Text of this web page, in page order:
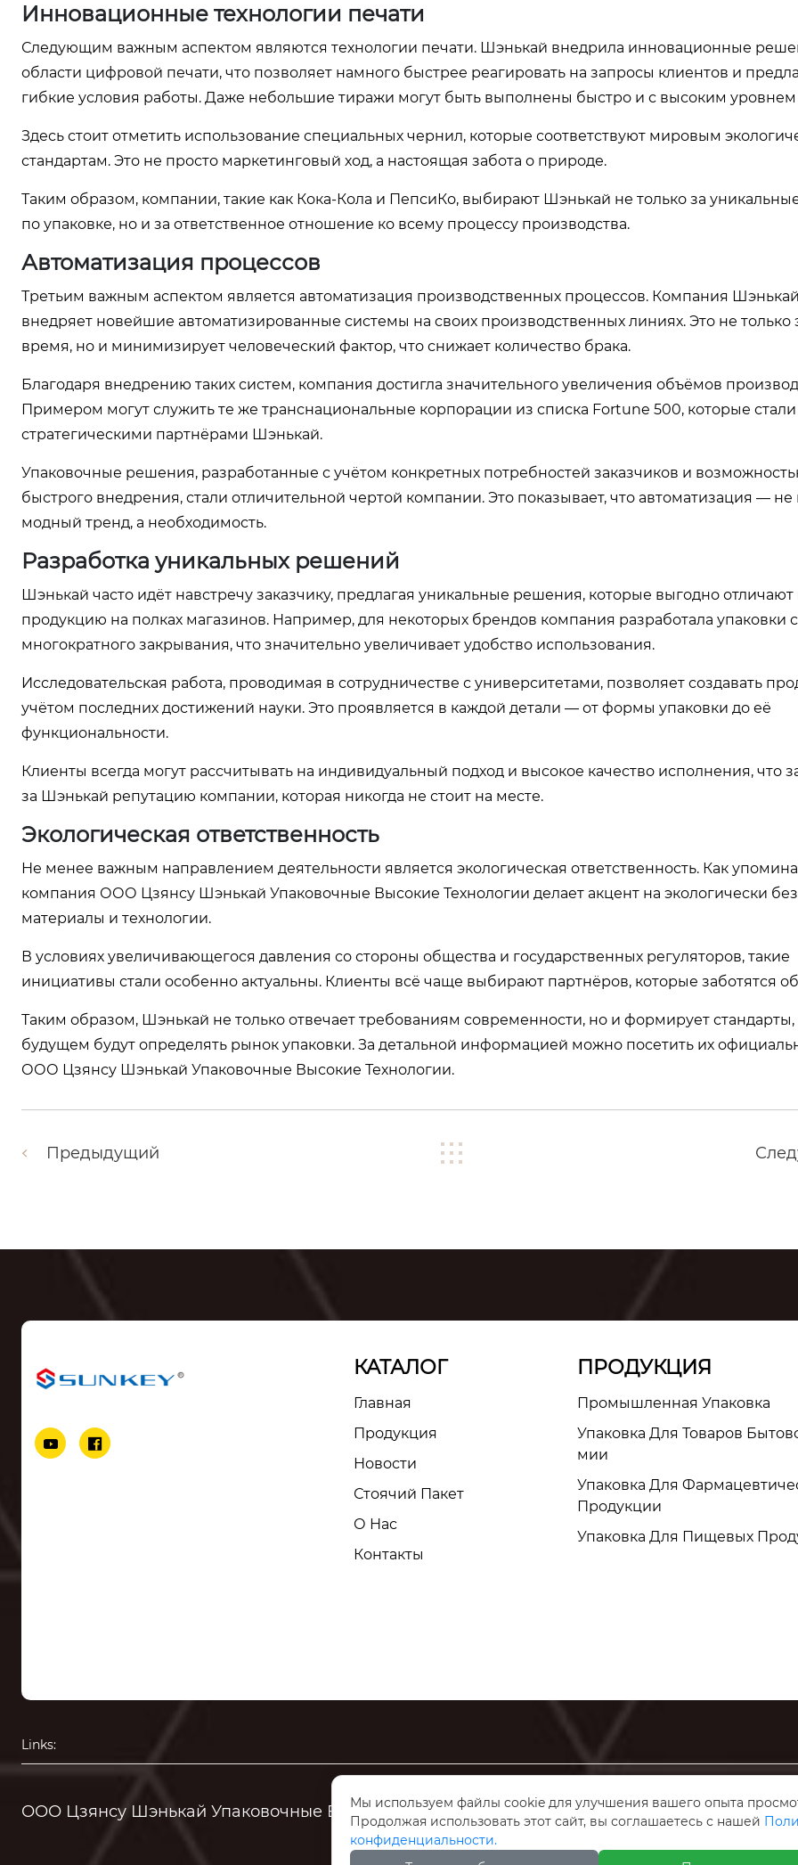
Инновационные технологии печати
Следующим важным аспектом являются технологии печати. Шэнькай внедрила инновационные
области цифровой печати, что позволяет намного быстрее реагировать на запросы клиентов и
гибкие условия работы. Даже небольшие тиражи могут быть выполнены быстро и с высоким уровнем
Здесь стоит отметить использование специальных чернил, которые соответствуют мировым
стандартам. Это не просто маркетинговый ход, а настоящая забота о природе.
Таким образом, компании, такие как Кока-Кола и ПепсиКо, выбирают Шэнькай не только за
по упаковке, но и за ответственное отношение ко всему процессу производства.
Автоматизация процессов
Третьим важным аспектом является автоматизация производственных процессов. Компания
внедряет новейшие автоматизированные системы на своих производственных линиях. Это не только
время, но и минимизирует человеческий фактор, что снижает количество брака.
Благодаря внедрению таких систем, компания достигла значительного увеличения объёмов
Примером могут служить те же транснациональные корпорации из списка Fortune 500, которые стали
стратегическими партнёрами Шэнькай.
Упаковочные решения, разработанные с учётом конкретных потребностей заказчиков и
быстрого внедрения, стали отличительной чертой компании. Это показывает, что автоматизация — не
модный тренд, а необходимость.
Разработка уникальных решений
Шэнькай часто идёт навстречу заказчику, предлагая уникальные решения, которые выгодно отличают
продукцию на полках магазинов. Например, для некоторых брендов компания разработала упаковки
многократного закрывания, что значительно увеличивает удобство использования.
Исследовательская работа, проводимая в сотрудничестве с университетами, позволяет создавать
учётом последних достижений науки. Это проявляется в каждой детали — от формы упаковки до её
функциональности.
Клиенты всегда могут рассчитывать на индивидуальный подход и высокое качество исполнения, что
за Шэнькай репутацию компании, которая никогда не стоит на месте.
Экологическая ответственность
Не менее важным направлением деятельности является экологическая ответственность. Как
компания ООО Цзянсу Шэнькай Упаковочные Высокие Технологии делает акцент на экологически
материалы и технологии.
В условиях увеличивающегося давления со стороны общества и государственных регуляторов, такие
инициативы стали особенно актуальны. Клиенты всё чаще выбирают партнёров, которые заботятся
Таким образом, Шэнькай не только отвечает требованиям современности, но и формирует стандарты,
будущем будут определять рынок упаковки. За детальной информацией можно посетить их
ООО Цзянсу Шэнькай Упаковочные Высокие Технологии.
Предыдущий
 
КАТАЛОГ
Главная
Продукция
Новости
Стоячий Пакет
О Нас
Контакты
ПРОДУКЦИЯ
Промышленная Упаковка
Упаковка Для Товаров
Мии
Упаковка Для
Продукции
Упаковка Для Пищевых
Links:
ООО Цзянсу Шэнькай Упаковочные Высокие ТехнологииМы используем файлы cookie для улучшения вашего опыта
Продолжая использовать этот сайт, вы соглашаетесь с нашей
конфиденциальности.